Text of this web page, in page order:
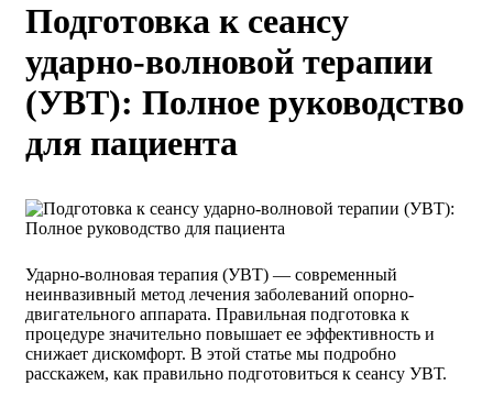
Подготовка к сеансу
ударно-волновой терапии
(УВТ): Полное руководство
для пациента
Ударно-волновая терапия (УВТ) — современный
неинвазивный метод лечения заболеваний опорно-
двигательного аппарата. Правильная подготовка к
процедуре значительно повышает ее эффективность и
снижает дискомфорт. В этой статье мы подробно
расскажем, как правильно подготовиться к сеансу УВТ.